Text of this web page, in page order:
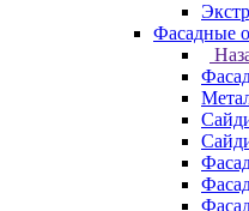
Фасадные